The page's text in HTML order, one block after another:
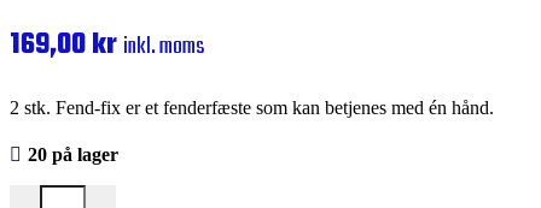
169,00kr inkl. moms
2 stk. Fend-fix er et fenderfæste som kan betjenes med én hånd.
20 på lager
Fenderklips fend-fix til gelænder Ø:20-25mm, 2 stk antal